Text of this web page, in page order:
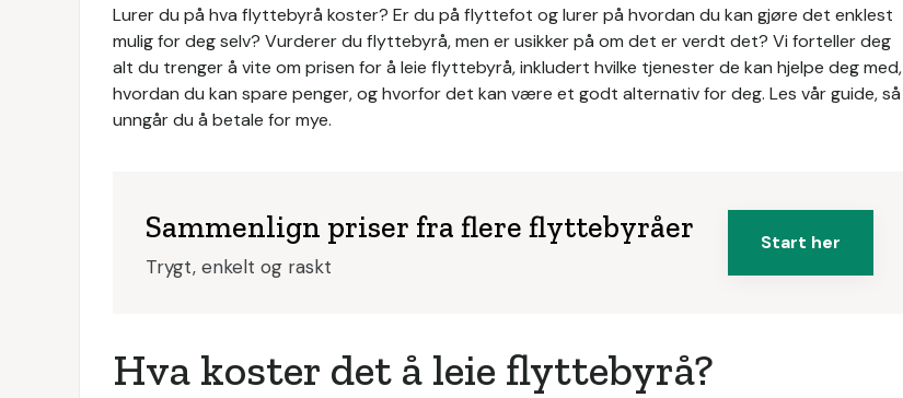
Lurer du på hva flyttebyrå koster? Er du på flyttefot og lurer på hvordan du kan gjøre det enklest
mulig for deg selv? Vurderer du flyttebyrå, men er usikker på om det er verdt det? Vi forteller deg
alt du trenger å vite om prisen for å leie flyttebyrå, inkludert hvilke tjenester de kan hjelpe deg med,
hvordan du kan spare penger, og hvorfor det kan være et godt alternativ for deg. Les vår guide, så
unngår du å betale for mye.
Sammenlign priser fra flere flyttebyråer
Trygt, enkelt og raskt
Start her
Hva koster det å leie flyttebyrå?